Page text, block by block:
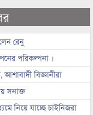
রেনু
পরিকল্পনা ।
আশাবাদী বিজ্ঞানীরা
সনাক্ত
নিয়ে যাচ্ছে চাইনিজরা